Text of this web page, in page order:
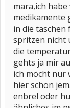
mara,ich
medikamente
in die taschen
spritzen nicht
die
gehts ja mir
ich möcht nur
hier schon
enbrel oder